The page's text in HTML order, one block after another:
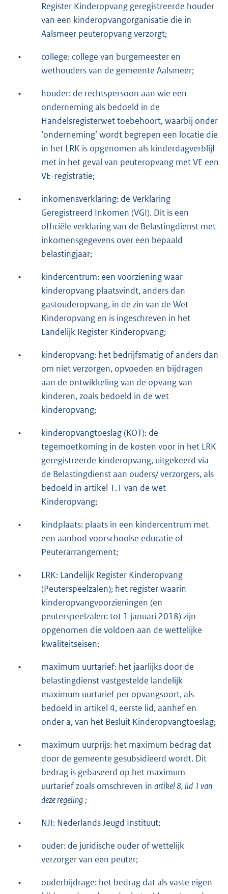
Register Kinderopvang geregistreerde houder
van een kinderopvangorganisatie die in
Aalsmeer peuteropvang verzorgt;
•
college: college van burgemeester en
wethouders van de gemeente Aalsmeer;
•
houder: de rechtspersoon aan wie een
onderneming als bedoeld in de
Handelsregisterwet toebehoort, waarbij onder
‘onderneming’ wordt begrepen een locatie die
in het LRK is opgenomen als kinderdagverblijf
met in het geval van peuteropvang met VE een
VE-registratie;
•
inkomensverklaring: de Verklaring
Geregistreerd Inkomen (VGI). Dit is een
officiële verklaring van de Belastingdienst met
inkomensgegevens over een bepaald
belastingjaar;
•
kindercentrum: een voorziening waar
kinderopvang plaatsvindt, anders dan
gastouderopvang, in de zin van de Wet
Kinderopvang en is ingeschreven in het
Landelijk Register Kinderopvang;
•
kinderopvang: het bedrijfsmatig of anders dan
om niet verzorgen, opvoeden en bijdragen
aan de ontwikkeling van de opvang van
kinderen, zoals bedoeld in de wet
kinderopvang;
•
kinderopvangtoeslag (KOT): de
tegemoetkoming in de kosten voor in het LRK
geregistreerde kinderopvang, uitgekeerd via
de Belastingdienst aan ouders/ verzorgers, als
bedoeld in artikel 1.1 van de wet
Kinderopvang;
•
kindplaats: plaats in een kindercentrum met
een aanbod voorschoolse educatie of
Peuterarrangement;
•
LRK: Landelijk Register Kinderopvang
(Peuterspeelzalen); het register waarin
kinderopvangvoorzieningen (en
peuterspeelzalen: tot 1 januari 2018) zijn
opgenomen die voldoen aan de wettelijke
kwaliteitseisen;
•
maximum uurtarief: het jaarlijks door de
belastingdienst vastgestelde landelijk
maximum uurtarief per opvangsoort, als
bedoeld in artikel 4, eerste lid, aanhef en
onder a, van het Besluit Kinderopvangtoeslag;
•
maximum uurprijs: het maximum bedrag dat
door de gemeente gesubsidieerd wordt. Dit
bedrag is gebaseerd op het maximum
uurtarief zoals omschreven in artikel 8, lid 1 van
deze regeling;
• NJI: Nederlands Jeugd Instituut;
•
ouder: de juridische ouder of wettelijk
verzorger van een peuter;
•
ouderbijdrage: het bedrag dat als vaste eigen